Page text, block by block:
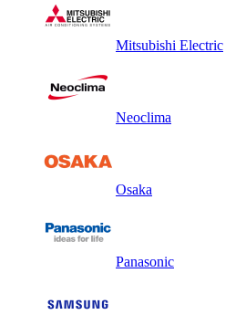
Mitsubishi Electric
Neoclima
Osaka
Panasonic